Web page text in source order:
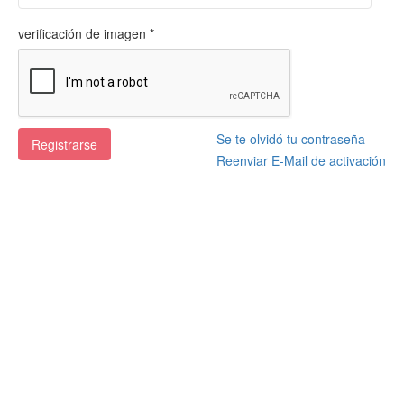
verificación de imagen *
Registrarse
Se te olvidó tu contraseña
Reenviar E-Mail de activación